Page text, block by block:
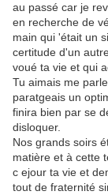
au passé car je
en recherche de
main qui 'était un
certitude d'un
voué ta vie et qui
Tu aimais me
paratgeais un
finira bien par se
disloquer.
Nos grands soirs
matière et à cette
c ejour ta vie et
tout de fraternité